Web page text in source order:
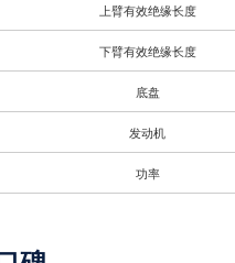
上臂有效绝缘长度
下臂有效绝缘长度
底盘
发动机
功率